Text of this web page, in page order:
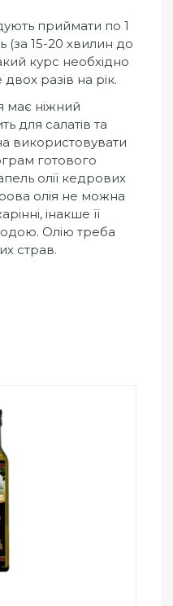
приймати по 1
(за 15-20 хвилин до
курс необхідно
разів на рік.
має ніжний
для салатів та
використовувати
готового
олії кедрових
олія не можна
інакше її
Олію треба
страв.